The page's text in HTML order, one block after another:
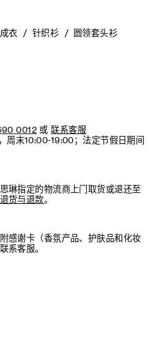
成衣 针织衫 圆领套头衫
0012 或 联系客服
周末10:00-19:00；法定节假日期间
琳指定的物流商上门取货或退还至
退货与退款。
感谢卡（香氛产品、护肤品和化妆
系客服。